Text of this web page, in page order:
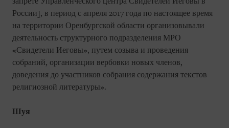
России], в период с апреля 2017 года по настоящее время
на территории Оренбургской области организовывали
деятельность структурного подразделения МРО
«Свидетели Иеговы», путем созыва и проведения
собраний, организации вербовки новых членов,
доведения до участников собрания содержания текстов
религиозной литературы».
Шуя